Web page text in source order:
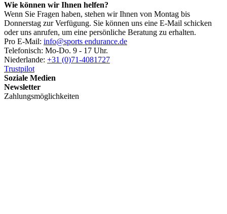
Wie können wir Ihnen helfen?
Wenn Sie Fragen haben, stehen wir Ihnen von Montag bis
Donnerstag zur Verfügung. Sie können uns eine E-Mail schicken
oder uns anrufen, um eine persönliche Beratung zu erhalten.
Pro E-Mail: info@sports endurance.de
Telefonisch: Mo-Do. 9 - 17 Uhr.
Niederlande: +31 (0)71-4081727
Trustpilot
Soziale Medien
Newsletter
Zahlungsmöglichkeiten